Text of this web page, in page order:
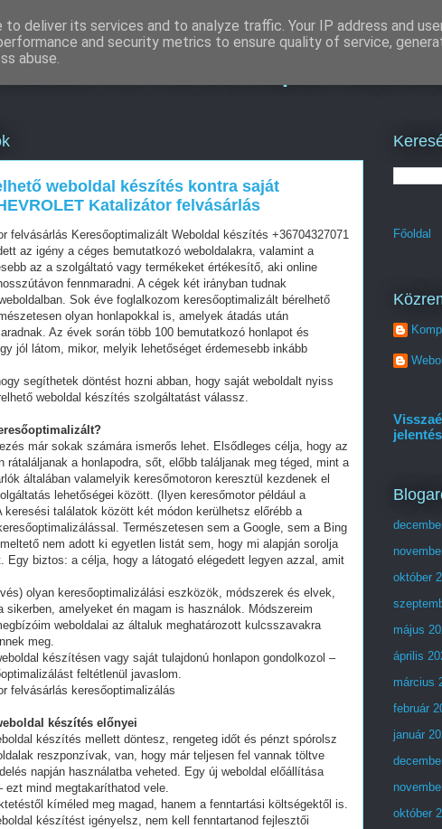
és
weboldal készítés kontra saját
Katalizátor felvásárlás
felvásárlás Keresőoptimalizált Weboldal készítés +36704327071
az igény a céges bemutatkozó weboldalakra, valamint a
az a szolgáltató vagy termékeket értékesítő, aki online
fennmaradni. A cégek két irányban tudnak
Sok éve foglalkozom keresőoptimalizált bérelhető
olyan honlapokkal is, amelyek átadás után
Az évek során több 100 bemutatkozó honlapot és
jól látom, mikor, melyik lehetőséget érdemesebb inkább
segíthetek döntést hozni abban, hogy saját weboldalt nyiss
weboldal készítés szolgáltatást válassz.
már sokak számára ismerős lehet. Elsődleges célja, hogy az
rátaláljanak a honlapodra, sőt, előbb találjanak meg téged, mint a
általában valamelyik keresőmotoron keresztül kezdenek el
lehetőségei között. (Ilyen keresőmotor például a
keresési találatok között két módon kerülhetsz előrébb a
Természetesen sem a Google, sem a Bing
nem adott ki egyetlen listát sem, hogy mi alapján sorolja
Egy biztos: a célja, hogy a látogató elégedett legyen azzal, amit
olyan keresőoptimalizálási eszközök, módszerek és elvek,
sikerben, amelyeket én magam is használok. Módszereim
weboldalai az általuk meghatározott kulcsszavakra
meg.
készítésen vagy saját tulajdonú honlapon gondolkozol –
feltétlenül javaslom.
felvásárlás keresőoptimalizálás
készítés előnyei
készítés mellett döntesz, rengeteg időt és pénzt spórolsz
reszponzívak, van, hogy már teljesen fel vannak töltve
napján használatba veheted. Egy új weboldal előállítása
mind megtakaríthatod vele.
kíméled meg magad, hanem a fenntartási költségektől is.
készítést igényelsz, nem kell fenntartanod fejlesztői
Főoldal
október
május
április
március
február
január
október
deliver its services and to analyze traffic. Your IP address and
and security metrics to ensure quality of service,
abuse.